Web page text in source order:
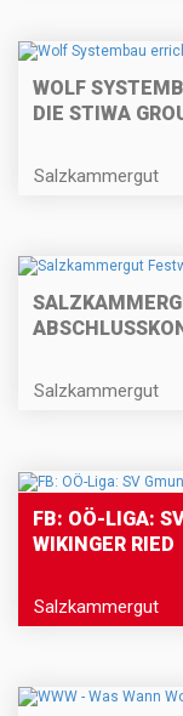
WOLF
DIE STIWA
Salzkammergut
Salzkammergut
FB: OÖ-LIGA:
WIKINGER RIED
Salzkammergut